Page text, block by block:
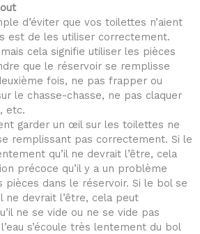
d’éviter que vos toilettes n’aient
est de les utiliser correctement.
cela signifie utiliser les pièces
que le réservoir se remplisse
fois, ne pas frapper ou
le chasse-chasse, ne pas claquer
etc.
garder un œil sur les toilettes ne
remplissant pas correctement. Si le
qu’il ne devrait l’être, cela
précoce qu’il y a un problème
pièces dans le réservoir. Si le bol se
ne devrait l’être, cela peut
ne se vide ou ne se vide pas
s’écoule très lentement du bol